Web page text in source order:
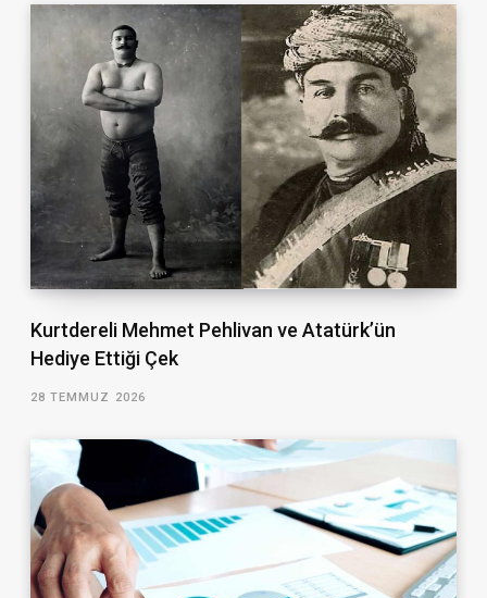
Kurtdereli Mehmet Pehlivan ve Atatürk’ün
Hediye Ettiği Çek
28 TEMMUZ 2026